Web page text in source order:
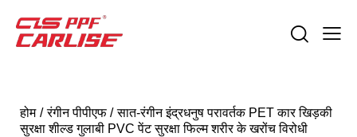
होम रंगीन पीपीएफ
सात-रंगीन इंद्रधनुष परावर्तक PET कार खिड़की
सुरक्षा शील्ड गुलाबी PVC पेंट सुरक्षा फिल्म शरीर के खरोंच विरोधी